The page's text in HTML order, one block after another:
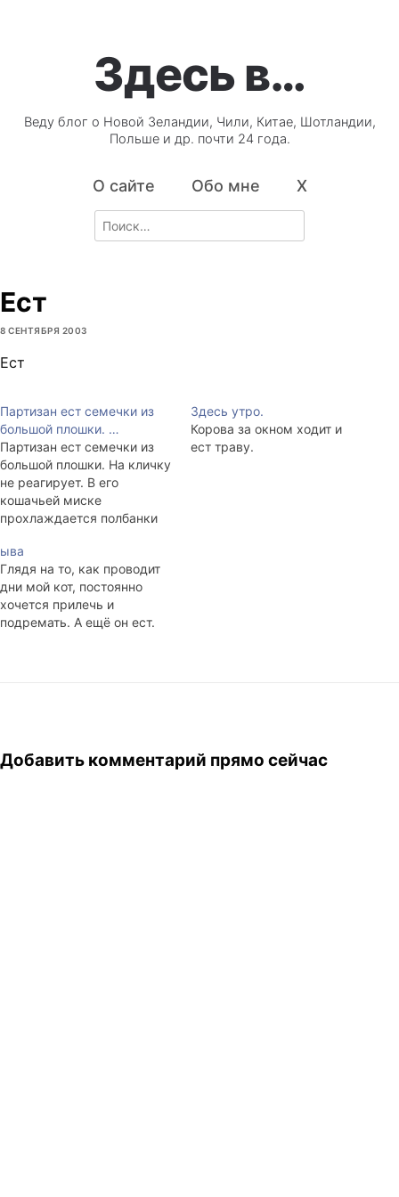
Здесь в…
Веду блог о Новой Зеландии, Чили, Китае, Шотландии,
Польше и др. почти 24 года.
О сайте Обо мне X
Search
for:
Ест
8 СЕНТЯБРЯ 2003
Ест
Партизан ест семечки из
большой плошки. …
Партизан ест семечки из
большой плошки. На кличку
не реагирует. В его
кошачьей миске
прохлаждается полбанки
Здесь утро.
Корова за окном ходит и
ест траву.
ыва
Глядя на то, как проводит
дни мой кот, постоянно
хочется прилечь и
подремать. А ещё он ест.
Добавить комментарий прямо сейчас